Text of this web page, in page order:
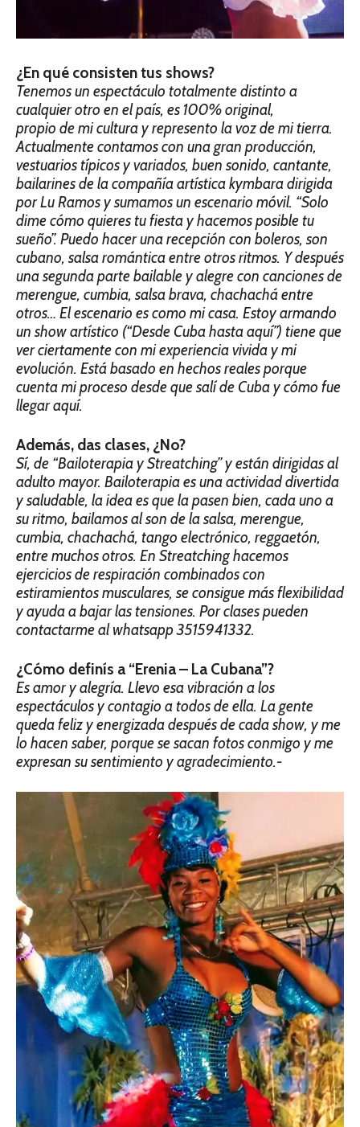
¿En qué consisten tus shows?
Tenemos un espectáculo totalmente distinto a
cualquier otro en el país, es 100% original,
propio de mi cultura y represento la voz de mi tierra.
Actualmente contamos con una gran producción,
vestuarios típicos y variados, buen sonido, cantante,
bailarines de la compañía artística kymbara dirigida
por Lu Ramos y sumamos un escenario móvil. “Solo
dime cómo quieres tu fiesta y hacemos posible tu
sueño”. Puedo hacer una recepción con boleros, son
cubano, salsa romántica entre otros ritmos. Y después
una segunda parte bailable y alegre con canciones de
merengue, cumbia, salsa brava, chachachá entre
otros… El escenario es como mi casa. Estoy armando
un show artístico (“Desde Cuba hasta aquí”) tiene que
ver ciertamente con mi experiencia vivida y mi
evolución. Está basado en hechos reales porque
cuenta mi proceso desde que salí de Cuba y cómo fue
llegar aquí.
Además, das clases, ¿No?
Sí, de “Bailoterapia y Streatching” y están dirigidas al
adulto mayor. Bailoterapia es una actividad divertida
y saludable, la idea es que la pasen bien, cada uno a
su ritmo, bailamos al son de la salsa, merengue,
cumbia, chachachá, tango electrónico, reggaetón,
entre muchos otros. En Streatching hacemos
ejercicios de respiración combinados con
estiramientos musculares, se consigue más flexibilidad
y ayuda a bajar las tensiones. Por clases pueden
contactarme al whatsapp 3515941332.
¿Cómo definís a “Erenia – La Cubana”?
Es amor y alegría. Llevo esa vibración a los
espectáculos y contagio a todos de ella. La gente
queda feliz y energizada después de cada show, y me
lo hacen saber, porque se sacan fotos conmigo y me
expresan su sentimiento y agradecimiento.-